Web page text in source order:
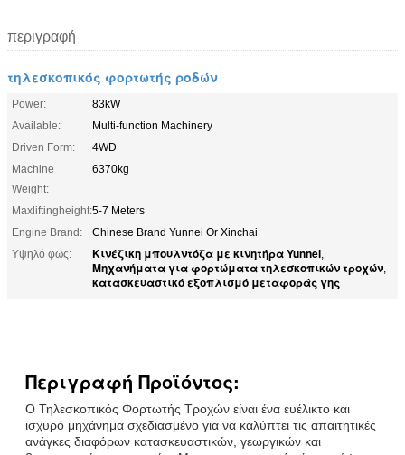
περιγραφή
τηλεσκοπικός φορτωτής ροδών
Power:
83kW
Available:
Multi-function Machinery
Driven Form:
4WD
Machine
Weight:
6370kg
Maxliftingheight:5-7 Meters
Engine Brand:
Chinese Brand Yunnei Or Xinchai
Υψηλό φως:
Κινέζικη μπουλντόζα με κινητήρα Yunnei,
Μηχανήματα για φορτώματα τηλεσκοπικών τροχών,
κατασκευαστικό εξοπλισμό μεταφοράς γης
Περιγραφή Προϊόντος:
Ο Τηλεσκοπικός Φορτωτής Τροχών είναι ένα ευέλικτο και
ισχυρό μηχάνημα σχεδιασμένο για να καλύπτει τις απαιτητικές
ανάγκες διαφόρων κατασκευαστικών, γεωργικών και